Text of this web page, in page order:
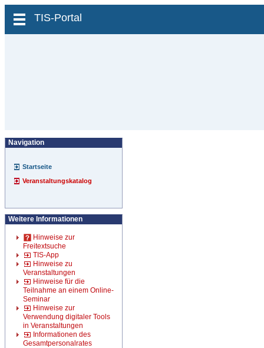
zum Inhalt wechseln
TIS-Portal
Navigation
Startseite
Veranstaltungskatalog
Weitere Informationen
Hinweise zur
Freitextsuche
TIS-App
Hinweise zu
Veranstaltungen
Hinweise für die
Teilnahme an einem Online-
Seminar
Hinweise zur
Verwendung digitaler Tools
in Veranstaltungen
Informationen des
Gesamtpersonalrates